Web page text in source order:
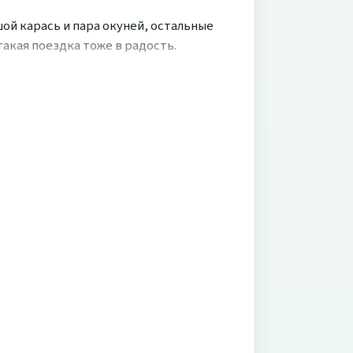
карась и пара окуней, остальные
поездка тоже в радость.